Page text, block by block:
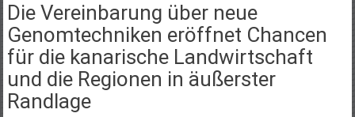
Die Vereinbarung über neue
Genomtechniken eröffnet Chancen
für die kanarische Landwirtschaft
und die Regionen in äußerster
Randlage